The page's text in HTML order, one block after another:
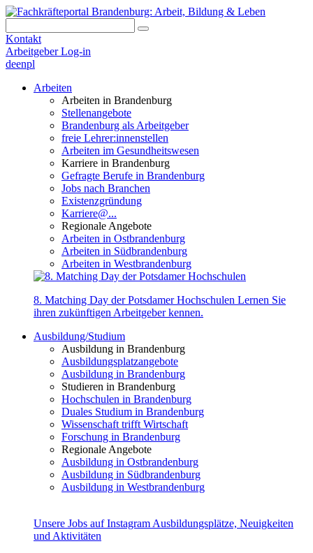
Kontakt
Arbeitgeber Log-in
deenpl
Arbeiten
Arbeiten in Brandenburg
Stellenangebote
Brandenburg als Arbeitgeber
freie Lehrer:innenstellen
Arbeiten im Gesundheitswesen
Karriere in Brandenburg
Gefragte Berufe in Brandenburg
Jobs nach Branchen
Existenzgründung
Karriere@...
Regionale Angebote
Arbeiten in Ostbrandenburg
Arbeiten in Südbrandenburg
Arbeiten in Westbrandenburg
8. Matching Day der Potsdamer Hochschulen Lernen Sie
ihren zukünftigen Arbeitgeber kennen.
Ausbildung/Studium
Ausbildung in Brandenburg
Ausbildungsplatzangebote
Ausbildung in Brandenburg
Studieren in Brandenburg
Hochschulen in Brandenburg
Duales Studium in Brandenburg
Wissenschaft trifft Wirtschaft
Forschung in Brandenburg
Regionale Angebote
Ausbildung in Ostbrandenburg
Ausbildung in Südbrandenburg
Ausbildung in Westbrandenburg
Unsere Jobs auf Instagram Ausbildungsplätze, Neuigkeiten
und Aktivitäten